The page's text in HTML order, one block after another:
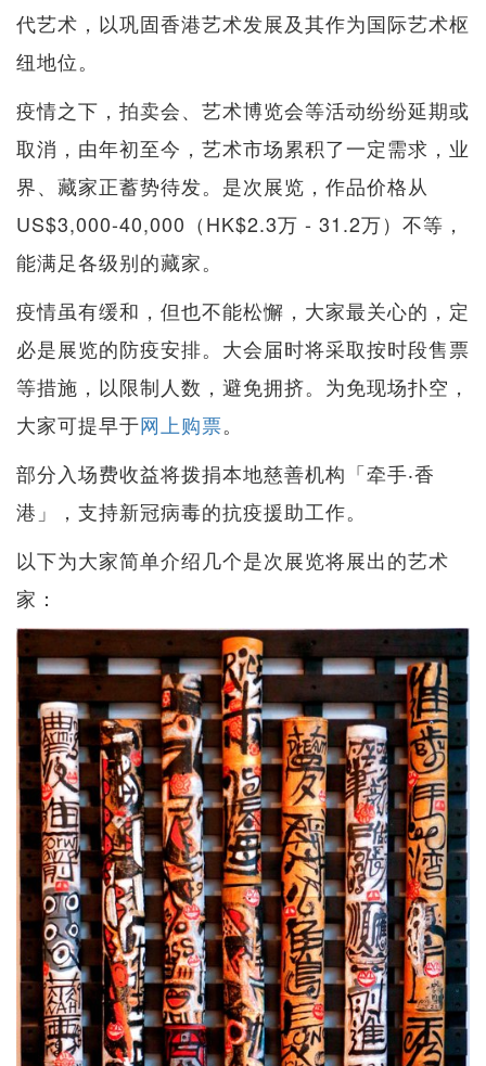
代艺术，以巩固香港艺术发展及其作为国际艺术枢
纽地位。
疫情之下，拍卖会、艺术博览会等活动纷纷延期或
取消，由年初至今，艺术市场累积了一定需求，业
界、藏家正蓄势待发。是次展览，作品价格从
US$3,000-40,000（HK$2.3万 - 31.2万）不等，
能满足各级别的藏家。
疫情虽有缓和，但也不能松懈，大家最关心的，定
必是展览的防疫安排。大会届时将采取按时段售票
等措施，以限制人数，避免拥挤。为免现场扑空，
大家可提早于网上购票。
部分入场费收益将拨捐本地慈善机构「牵手‧香
港」，支持新冠病毒的抗疫援助工作。
以下为大家简单介绍几个是次展览将展出的艺术
家：